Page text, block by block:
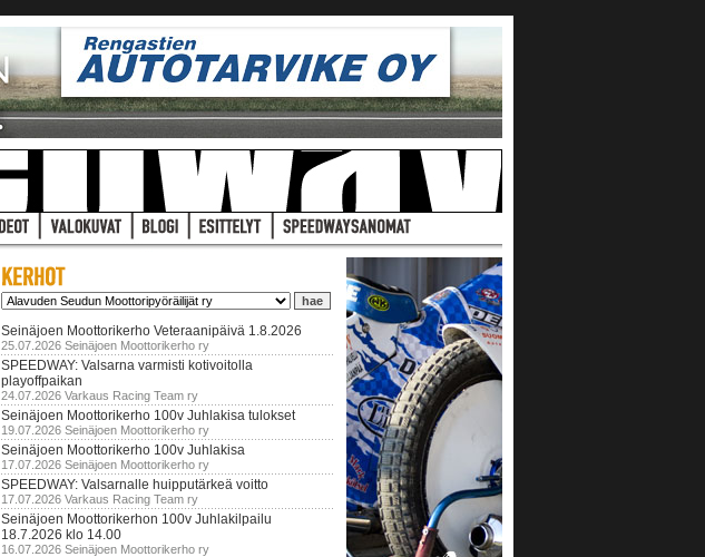
Seinäjoen Moottorikerho Veteraanipäivä 1.8.2026
25.07.2026 Seinäjoen Moottorikerho ry
SPEEDWAY: Valsarna varmisti kotivoitolla
playoffpaikan
24.07.2026 Varkaus Racing Team ry
Seinäjoen Moottorikerho 100v Juhlakisa tulokset
19.07.2026 Seinäjoen Moottorikerho ry
Seinäjoen Moottorikerho 100v Juhlakisa
17.07.2026 Seinäjoen Moottorikerho ry
SPEEDWAY: Valsarnalle huipputärkeä voitto
17.07.2026 Varkaus Racing Team ry
Seinäjoen Moottorikerhon 100v Juhlakilpailu
18.7.2026 klo 14.00
16.07.2026 Seinäjoen Moottorikerho ry